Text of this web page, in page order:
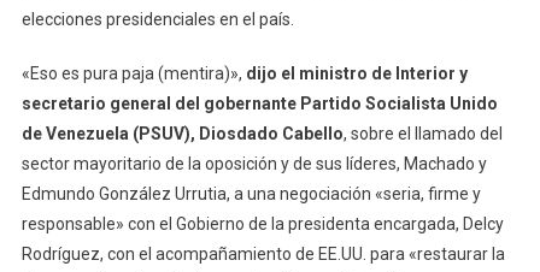
elecciones presidenciales en el país.
«Eso es pura paja (mentira)», dijo el ministro de Interior y
secretario general del gobernante Partido Socialista Unido
de Venezuela (PSUV), Diosdado Cabello, sobre el llamado del
sector mayoritario de la oposición y de sus líderes, Machado y
Edmundo González Urrutia, a una negociación «seria, firme y
responsable» con el Gobierno de la presidenta encargada, Delcy
Rodríguez, con el acompañamiento de EE.UU. para «restaurar la